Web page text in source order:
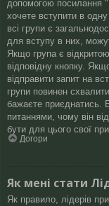
допомогою посилання
хочете вступити в
всі групи є
для вступу в них,
Якщо група є
відповідну кнопку.
відправити запит на
групи повинен
бажаєте приєднатись.
питаннями, чому він
бути для цього свої
Догори
Як мені стати
Як правило, лідерів